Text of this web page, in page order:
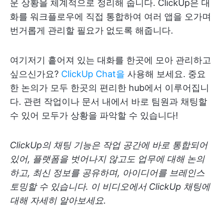
운 상황을 체계적으로 정리해 줍니다. ClickUp은 대
화를 워크플로우에 직접 통합하여 여러 앱을 오가며
번거롭게 관리할 필요가 없도록 해줍니다.
여기저기 흩어져 있는 대화를 한곳에 모아 관리하고
싶으신가요? ClickUp Chat을 사용해 보세요. 중요
한 논의가 모두 한곳의 편리한 hub에서 이루어집니
다. 관련 작업이나 문서 내에서 바로 팀원과 채팅할
수 있어 모두가 상황을 파악할 수 있습니다!
ClickUp의 채팅 기능은 작업 공간에 바로 통합되어
있어, 플랫폼을 벗어나지 않고도 업무에 대해 논의
하고, 최신 정보를 공유하며, 아이디어를 브레인스
토밍할 수 있습니다. 이 비디오에서 ClickUp 채팅에
대해 자세히 알아보세요.